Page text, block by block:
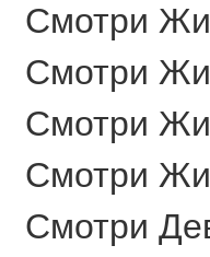
Смотри
Смотри
Смотри
Смотри
Смотри